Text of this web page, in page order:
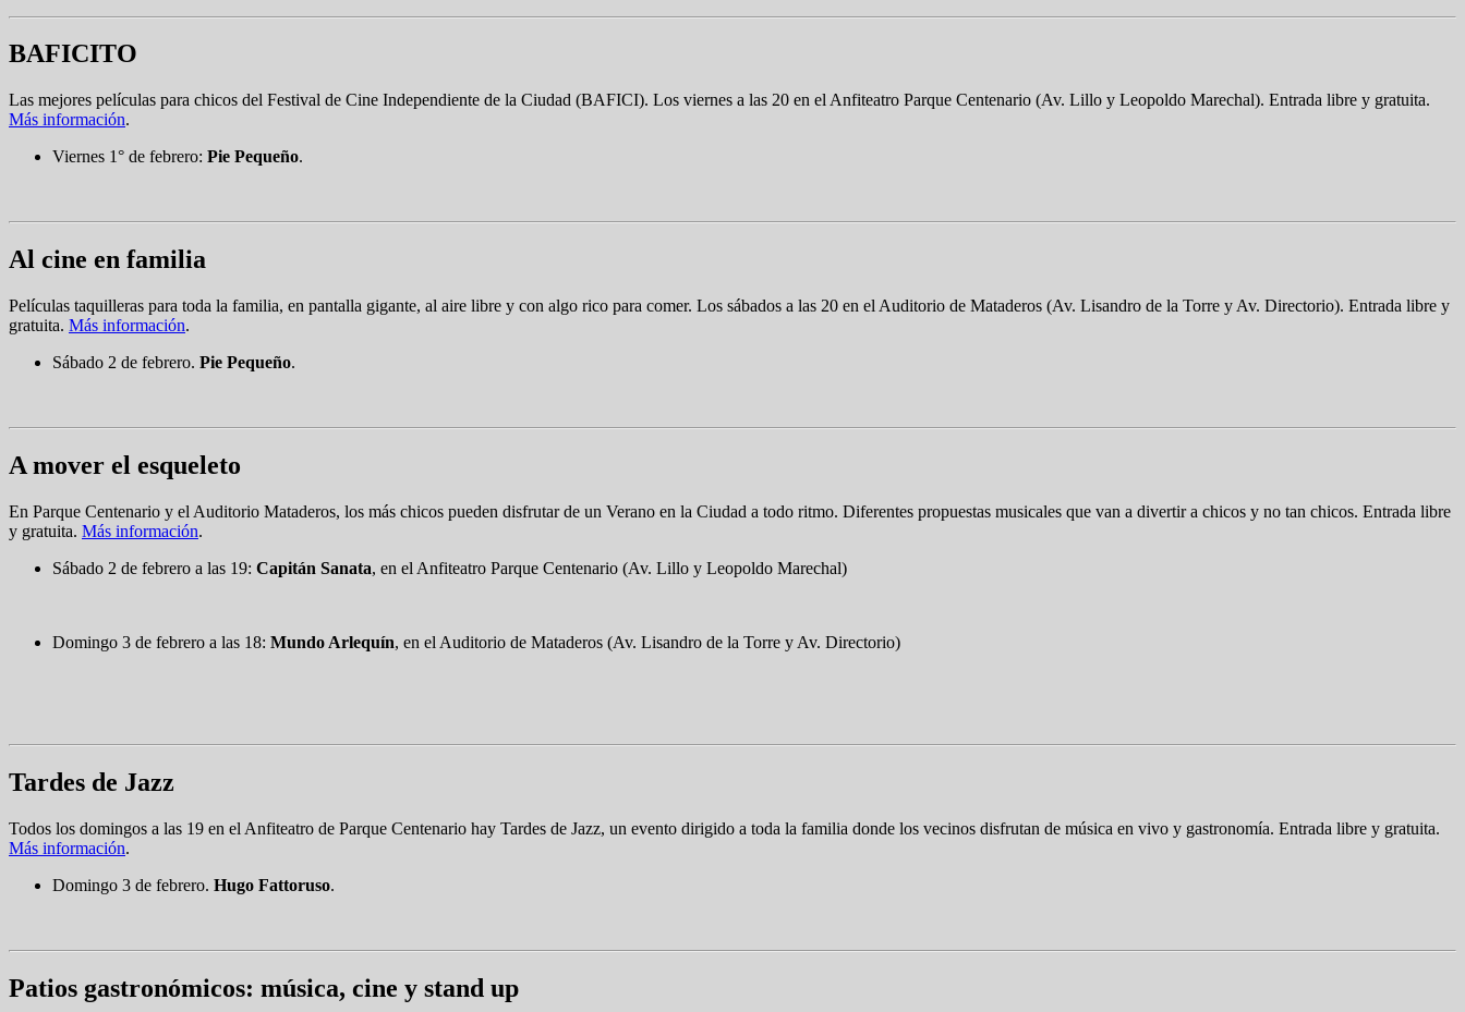
BAFICITO
Las mejores películas para chicos del Festival de Cine Independiente de la Ciudad (BAFICI). Los viernes a las 20 en el Anfiteatro Parque Centenario (Av. Lillo y Leopoldo Marechal). Entrada libre y gratuita.
Más información.
Viernes 1° de febrero: Pie Pequeño.
Al cine en familia
Películas taquilleras para toda la familia, en pantalla gigante, al aire libre y con algo rico para comer. Los sábados a las 20 en el Auditorio de Mataderos (Av. Lisandro de la Torre y Av. Directorio). Entrada libre y
gratuita. Más información.
Sábado 2 de febrero. Pie Pequeño.
A mover el esqueleto
En Parque Centenario y el Auditorio Mataderos, los más chicos pueden disfrutar de un Verano en la Ciudad a todo ritmo. Diferentes propuestas musicales que van a divertir a chicos y no tan chicos. Entrada libre
y gratuita. Más información.
Sábado 2 de febrero a las 19: Capitán Sanata, en el Anfiteatro Parque Centenario (Av. Lillo y Leopoldo Marechal)
Domingo 3 de febrero a las 18: Mundo Arlequín, en el Auditorio de Mataderos (Av. Lisandro de la Torre y Av. Directorio)
Tardes de Jazz
Todos los domingos a las 19 en el Anfiteatro de Parque Centenario hay Tardes de Jazz, un evento dirigido a toda la familia donde los vecinos disfrutan de música en vivo y gastronomía. Entrada libre y gratuita.
Más información.
Domingo 3 de febrero. Hugo Fattoruso.
Patios gastronómicos: música, cine y stand up